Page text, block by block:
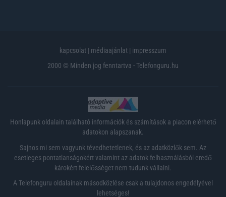
kapcsolat | médiaajánlat | impresszum
2000 © Minden jog fenntartva - Telefonguru.hu
Honlapunk oldalain található információk és számítások a piacon elérhető
adatokon alapszanak.
Sajnos mi sem vagyunk tévedhetetlenek, és az adatközlők sem. Az
esetleges pontatlanságokért valamint az adatok felhasználásból eredő
károkért felelősséget nem tudunk vállalni.
A Telefonguru oldalainak másodközlése csak a tulajdonos engedélyével
lehetséges!